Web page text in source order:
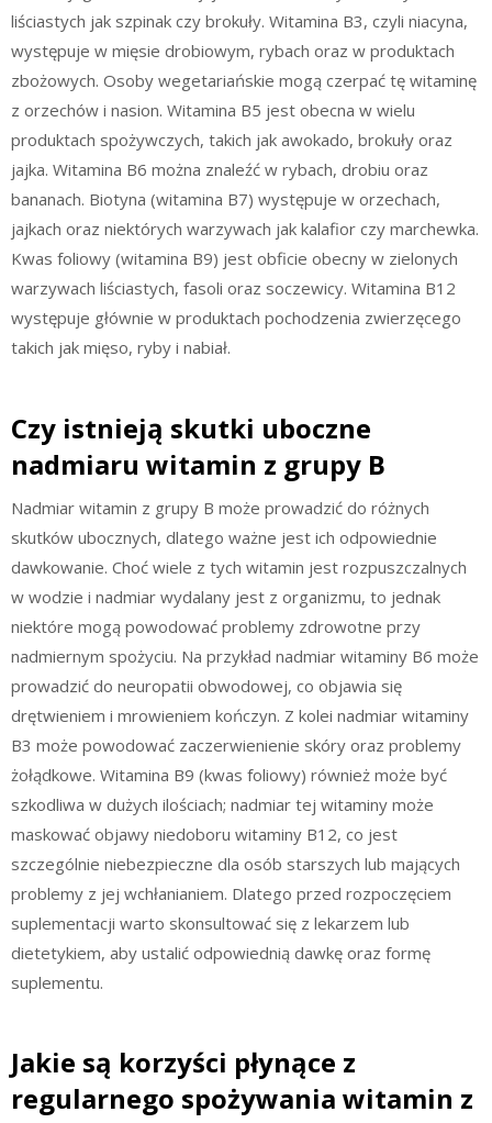
liściastych jak szpinak czy brokuły. Witamina B3, czyli niacyna,
występuje w mięsie drobiowym, rybach oraz w produktach
zbożowych. Osoby wegetariańskie mogą czerpać tę witaminę
z orzechów i nasion. Witamina B5 jest obecna w wielu
produktach spożywczych, takich jak awokado, brokuły oraz
jajka. Witamina B6 można znaleźć w rybach, drobiu oraz
bananach. Biotyna (witamina B7) występuje w orzechach,
jajkach oraz niektórych warzywach jak kalafior czy marchewka.
Kwas foliowy (witamina B9) jest obficie obecny w zielonych
warzywach liściastych, fasoli oraz soczewicy. Witamina B12
występuje głównie w produktach pochodzenia zwierzęcego
takich jak mięso, ryby i nabiał.
Czy istnieją skutki uboczne
nadmiaru witamin z grupy B
Nadmiar witamin z grupy B może prowadzić do różnych
skutków ubocznych, dlatego ważne jest ich odpowiednie
dawkowanie. Choć wiele z tych witamin jest rozpuszczalnych
w wodzie i nadmiar wydalany jest z organizmu, to jednak
niektóre mogą powodować problemy zdrowotne przy
nadmiernym spożyciu. Na przykład nadmiar witaminy B6 może
prowadzić do neuropatii obwodowej, co objawia się
drętwieniem i mrowieniem kończyn. Z kolei nadmiar witaminy
B3 może powodować zaczerwienienie skóry oraz problemy
żołądkowe. Witamina B9 (kwas foliowy) również może być
szkodliwa w dużych ilościach; nadmiar tej witaminy może
maskować objawy niedoboru witaminy B12, co jest
szczególnie niebezpieczne dla osób starszych lub mających
problemy z jej wchłanianiem. Dlatego przed rozpoczęciem
suplementacji warto skonsultować się z lekarzem lub
dietetykiem, aby ustalić odpowiednią dawkę oraz formę
suplementu.
Jakie są korzyści płynące z
regularnego spożywania witamin z